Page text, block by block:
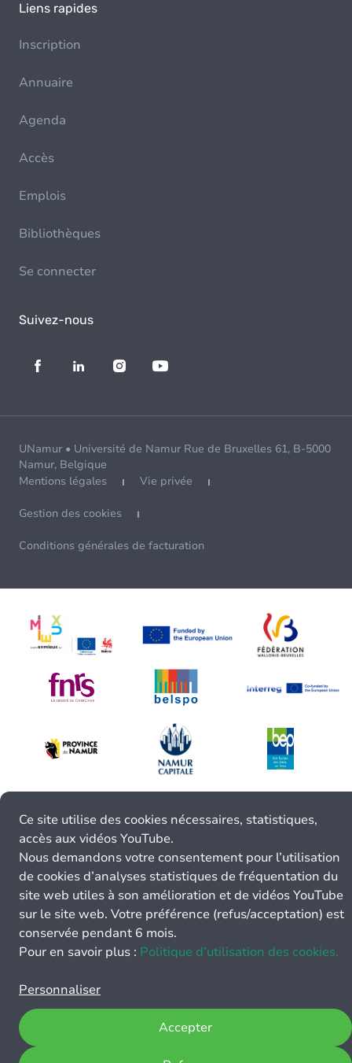
Liens rapides
Inscription
Annuaire
Agenda
Accès
Emplois
Bibliothèques
Se connecter
Suivez-nous
UNamur • Université de Namur Rue de Bruxelles 61, B-5000
Namur, Belgique
Mentions légales
Vie privée
Gestion des cookies
Conditions générales de facturation
Ce site utilise des cookies nécessaires, statistiques,
accès aux vidéos YouTube.
Nous demandons votre consentement pour l’utilisation
de cookies d’analyses statistiques de fréquentation du
site web utiles à son amélioration et de vidéos YouTube
sur le site web. Votre préférence (refus/acceptation) est
conservée pendant 6 mois.
Pour en savoir plus : Politique d’utilisation des cookies.
Personnaliser
Accepter